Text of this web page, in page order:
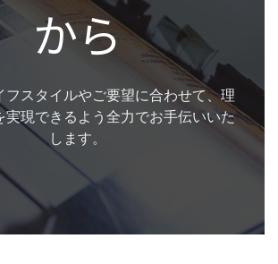
から
フスタイルやご要望に合わせて、理
実現できるよう全力でお手伝いいた
します。